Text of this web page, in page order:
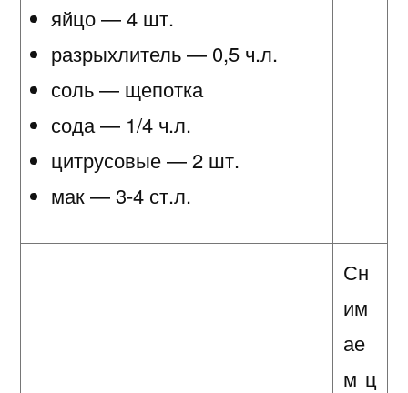
яйцо — 4 шт.
разрыхлитель — 0,5 ч.л.
соль — щепотка
сода — 1/4 ч.л.
цитрусовые — 2 шт.
мак — 3-4 ст.л.
Сн
им
ае
м ц